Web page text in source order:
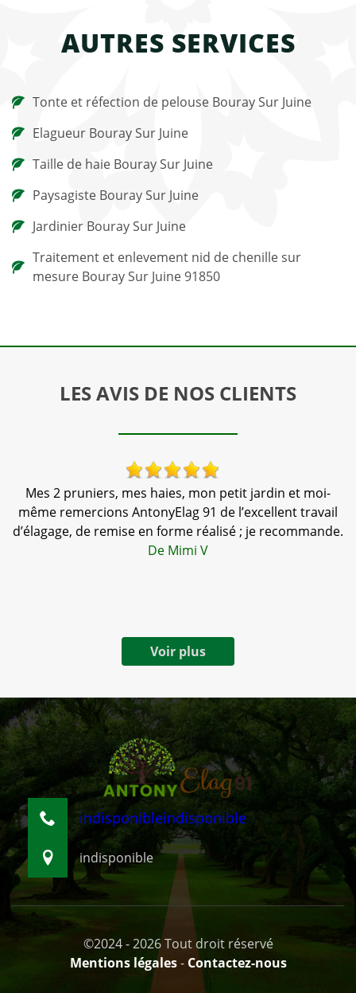
AUTRES SERVICES
Tonte et réfection de pelouse Bouray Sur Juine
Elagueur Bouray Sur Juine
Taille de haie Bouray Sur Juine
Paysagiste Bouray Sur Juine
Jardinier Bouray Sur Juine
Traitement et enlevement nid de chenille sur
mesure Bouray Sur Juine 91850
LES AVIS DE NOS CLIENTS
Mes 2 pruniers, mes haies, mon petit jardin et moi-
même remercions AntonyElag 91 de l’excellent travail
d’élagage, de remise en forme réalisé ; je recommande.
De Mimi V
Voir plus
indisponibleindisponible
indisponible
©2024 - 2026 Tout droit réservé
Mentions légales- Contactez-nous